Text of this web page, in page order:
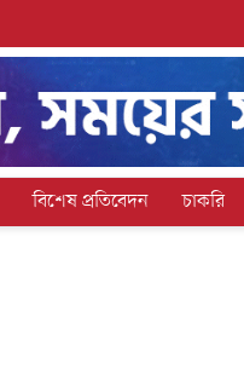
বিশেষ প্রতিবেদন চাকরি